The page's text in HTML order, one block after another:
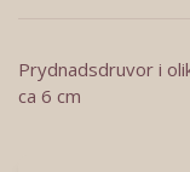
Prydnadsdruvor i
ca 6 cm